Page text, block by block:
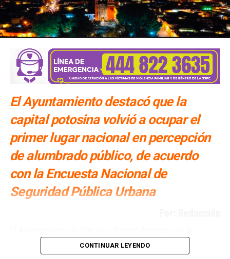
El Ayuntamiento destacó que la
capital potosina volvió a ocupar el
primer lugar nacional en percepción
de alumbrado público, de acuerdo
con la Encuesta Nacional de
Seguridad Pública Urbana
capital potosina se mantiene como la ciudad con la
mejor percepción de alumbrado público del país
CONTINUAR LEYENDO